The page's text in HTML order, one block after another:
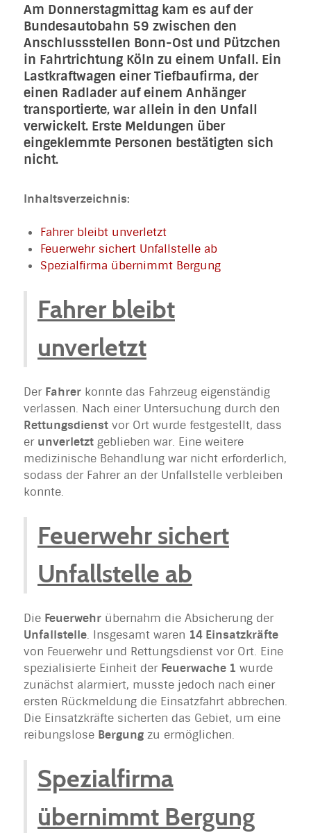
Am Donnerstagmittag kam es auf der
Bundesautobahn 59 zwischen den
Anschlussstellen Bonn-Ost und Pützchen
in Fahrtrichtung Köln zu einem Unfall. Ein
Lastkraftwagen einer Tiefbaufirma, der
einen Radlader auf einem Anhänger
transportierte, war allein in den Unfall
verwickelt. Erste Meldungen über
eingeklemmte Personen bestätigten sich
nicht.
Inhaltsverzeichnis:
Fahrer bleibt unverletzt
Feuerwehr sichert Unfallstelle ab
Spezialfirma übernimmt Bergung
Fahrer bleibt
unverletzt
Der Fahrer konnte das Fahrzeug eigenständig
verlassen. Nach einer Untersuchung durch den
Rettungsdienst vor Ort wurde festgestellt, dass
er unverletzt geblieben war. Eine weitere
medizinische Behandlung war nicht erforderlich,
sodass der Fahrer an der Unfallstelle verbleiben
konnte.
Feuerwehr sichert
Unfallstelle ab
Die Feuerwehr übernahm die Absicherung der
Unfallstelle. Insgesamt waren 14 Einsatzkräfte
von Feuerwehr und Rettungsdienst vor Ort. Eine
spezialisierte Einheit der Feuerwache 1 wurde
zunächst alarmiert, musste jedoch nach einer
ersten Rückmeldung die Einsatzfahrt abbrechen.
Die Einsatzkräfte sicherten das Gebiet, um eine
reibungslose Bergung zu ermöglichen.
Spezialfirma
übernimmt Bergung